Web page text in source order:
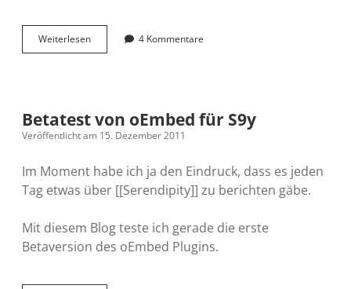
WeiterlesenoEmbed
Plugin
4 Kommentare
Betatest von oEmbed für S9y
Veröffentlicht am 15. Dezember 2011
Im Moment habe ich ja den Eindruck, dass es jeden
Tag etwas über [[Serendipity]] zu berichten gäbe.
Mit diesem Blog teste ich gerade die erste
Betaversion des oEmbed Plugins.